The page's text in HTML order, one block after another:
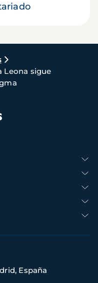
Leona sigue
España